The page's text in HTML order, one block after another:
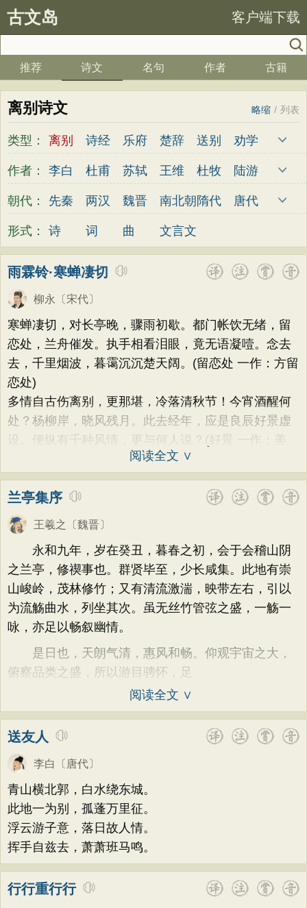
古文岛 客户端下载
推荐 诗文 名句 作者 古籍
离别诗文 列表
/
略缩
类型： 离别 诗经 乐府 楚辞 送别
劝学
边塞
儿童 春天 夏天 秋天
冬天
咏史
散文 闺怨 抒情
读书
秋思 哲理 梅花
叙事
饮酒
落花 桃花 写雨 青春
写山
劝学
论诗 游仙 节日
春节
七夕节
中秋节
重阳节
托物言志
古文观止
宋词精选
初中古诗
高中文言文
作者： 李白 杜甫 苏轼 王维 杜牧
陆游
李煜
元稹 韩愈 岑参 齐己
贾岛
皎然
许浑 罗隐 贯休 韦庄
屈原
王勃
张祜 王建 岳飞
姚合
卢纶
秦观
方干
李峤 赵嘏 贺铸 郑谷
郑燮
张说
张炎 白居易 辛弃疾
李清照
刘禹锡
李商隐 陶渊明
孟浩然
柳宗元
王安石 欧阳修
韦应物
温庭筠
刘长卿 王昌龄
杨万里
诸葛亮
范仲淹 陆龟蒙
晏几道
皮日休
权德舆
黄庭坚
司马迁
文天祥
刘辰翁
陈子昂
纳兰性德
朝代： 先秦 两汉 魏晋 南北朝 隋代
唐代
五代
宋代 金朝 元代
形式： 诗 词 曲 文言文
雨霖铃·寒蝉凄切
柳永 〔宋代〕
寒蝉凄切，对长亭晚，骤雨初歇。都门帐饮无绪，留
恋处，兰舟催发。执手相看泪眼，竟无语凝噎。念去
去，千里烟波，暮霭沉沉楚天阔。(留恋处 一作：方留
恋处)
多情自古伤离别，更那堪，冷落清秋节！今宵酒醒何
处？杨柳岸，晓风残月。此去经年，应是良辰好景虚
设。便纵有千种风情，更与何人说？(好景 一作：美
阅读全文 ∨
兰亭集序
王羲之 〔魏晋〕
永和九年，岁在癸丑，暮春之初，会于会稽山阴
之兰亭，修禊事也。群贤毕至，少长咸集。此地有崇
山峻岭，茂林修竹；又有清流激湍，映带左右，引以
为流觞曲水，列坐其次。虽无丝竹管弦之盛，一觞一
咏，亦足以畅叙幽情。
是日也，天朗气清，惠风和畅。仰观宇宙之大，
俯察品类之盛，所以游目骋怀，足
阅读全文 ∨
送友人
李白 〔唐代〕
青山横北郭，白水绕东城。
此地一为别，孤蓬万里征。
浮云游子意，落日故人情。
挥手自兹去，萧萧班马鸣。
行行重行行